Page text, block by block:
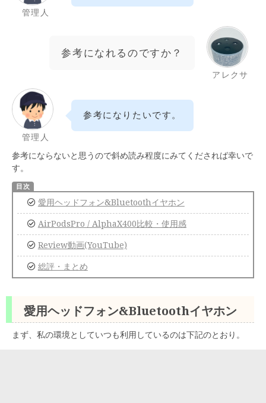
管理人
参考になれるのですか？
アレクサ
管理人
参考になりたいです。
参考にならないと思うので斜め読み程度にみてくだされば幸いで
す。
愛用ヘッドフォン&Bluetoothイヤホン
AirPodsPro / AlphaX400比較・使用感
Review動画(YouTube)
総評・まとめ
愛用ヘッドフォン&Bluetoothイヤホン
まず、私の環境としていつも利用しているのは下記のとおり。